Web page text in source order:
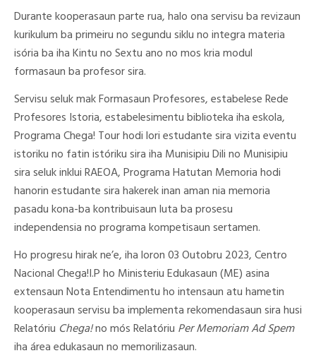
Durante kooperasaun parte rua, halo ona servisu ba revizaun
kurikulum ba primeiru no segundu siklu no integra materia
isória ba iha Kintu no Sextu ano no mos kria modul
formasaun ba profesor sira.
Servisu seluk mak Formasaun Profesores, estabelese Rede
Profesores Istoria, estabelesimentu biblioteka iha eskola,
Programa Chega! Tour hodi lori estudante sira vizita eventu
istoriku no fatin istóriku sira iha Munisipiu Dili no Munisipiu
sira seluk inklui RAEOA, Programa Hatutan Memoria hodi
hanorin estudante sira hakerek inan aman nia memoria
pasadu kona-ba kontribuisaun luta ba prosesu
independensia no programa kompetisaun sertamen.
Ho progresu hirak ne’e, iha loron 03 Outobru 2023, Centro
Nacional Chega!I.P ho Ministeriu Edukasaun (ME) asina
extensaun Nota Entendimentu ho intensaun atu hametin
kooperasaun servisu ba implementa rekomendasaun sira husi
Relatóriu Chega!no mós Relatóriu Per Memoriam Ad Spem
iha área edukasaun no memorilizasaun.